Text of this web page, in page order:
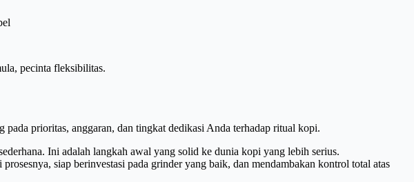
pecinta fleksibilitas.
pada prioritas, anggaran, dan tingkat dedikasi Anda terhadap ritual kopi.
Ini adalah langkah awal yang solid ke dunia kopi yang lebih serius.
siap berinvestasi pada grinder yang baik, dan mendambakan kontrol total atas